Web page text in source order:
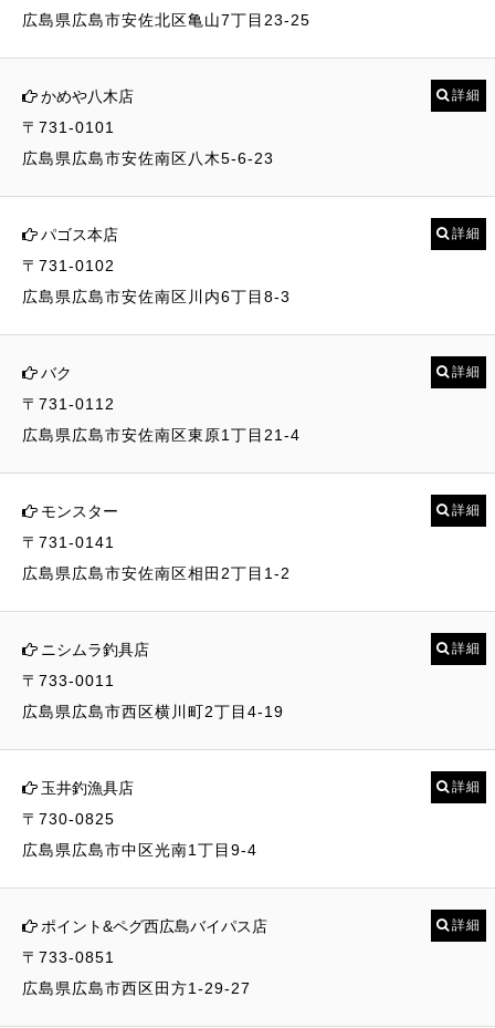
広島県広島市安佐北区亀山7丁目23-25
かめや八木店
〒731-0101
広島県広島市安佐南区八木5-6-23
詳細
パゴス本店
〒731-0102
広島県広島市安佐南区川内6丁目8-3
詳細
バク
〒731-0112
広島県広島市安佐南区東原1丁目21-4
詳細
モンスター
〒731-0141
広島県広島市安佐南区相田2丁目1-2
詳細
ニシムラ釣具店
〒733-0011
広島県広島市西区横川町2丁目4-19
詳細
玉井釣漁具店
〒730-0825
広島県広島市中区光南1丁目9-4
詳細
ポイント&ペグ西広島バイパス店
〒733-0851
広島県広島市西区田方1-29-27
詳細